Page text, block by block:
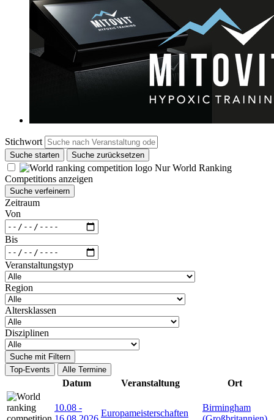
Stichwort
Suche starten Suche zurücksetzen
Nur World Ranking
Competitions anzeigen
Suche verfeinern
Zeitraum
Von
Bis
Veranstaltungstyp
Region
Altersklassen
Disziplinen
Suche mit Filtern
Top-Events
Alle Termine
Datum Veranstaltung Ort
10.08 -
Europameisterschaften
Birmingham